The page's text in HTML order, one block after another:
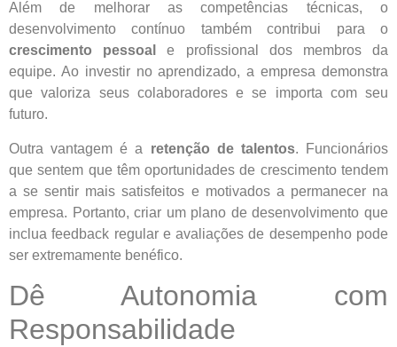
Além de melhorar as competências técnicas, o
desenvolvimento contínuo também contribui para o
crescimento pessoal
e profissional dos membros da
equipe. Ao investir no aprendizado, a empresa demonstra
que valoriza seus colaboradores e se importa com seu
futuro.
Outra vantagem é a retenção de talentos. Funcionários
que sentem que têm oportunidades de crescimento tendem
a se sentir mais satisfeitos e motivados a permanecer na
empresa. Portanto, criar um plano de desenvolvimento que
inclua feedback regular e avaliações de desempenho pode
ser extremamente benéfico.
Dê Autonomia com
Responsabilidade